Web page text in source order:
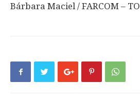
Bárbara Maciel / FARCOM – TO